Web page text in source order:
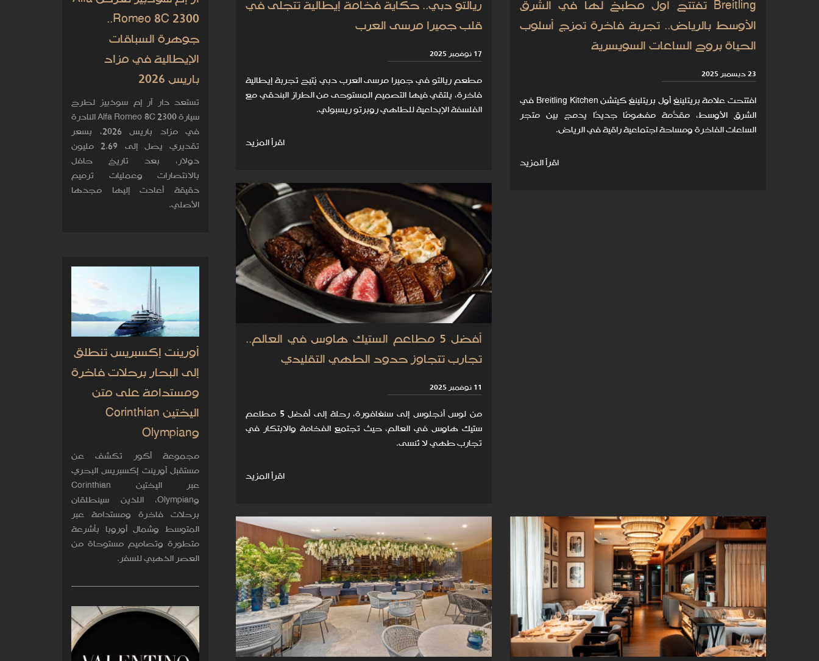
Breitling تفتتح أول مطبخ لها في الشرق
الأوسط بالرياض.. تجربة فاخرة تمزج أسلوب
الحياة بروح الساعات السويسرية
23 ديسمبر 2025
افتتحت علامة بريتلينغ أول بريتلينغ كيتشن Breitling Kitchen في
الشرق الأوسط، مقدّمةً مفهومًا جديدًا يدمج بين متجر
الساعات الفاخرة ومساحة اجتماعية راقية في الرياض.
اقرأ المزيد
ريالتو دبي.. حكاية فخامة إيطالية تتجلّى في
قلب جميرا مرسى العرب
17 نوفمبر 2025
مطعم ريالتو في جميرا مرسى العرب دبي يُتيح تجربة إيطالية
فاخرة، يلتقي فيها التصميم المستوحى من الطراز البندقي مع
الفلسفة الإبداعية للطاهي روبرتو ريسبولي.
اقرأ المزيد
أفضل 5 مطاعم الستيك هاوس في العالم..
تجارب تتجاوز حدود الطهي التقليدي
11 نوفمبر 2025
من لوس أنجلوس إلى سنغافورة، رحلة إلى أفضل 5 مطاعم
ستيك هاوس في العالم، حيث تجتمع الفخامة والابتكار في
تجارب طهي لا تُنسى.
اقرأ المزيد
Romeo 8C 2300..
جوهرة السباقات
الإيطالية في مزاد
باريس 2026
تستعد دار آر إم سوذبيز لطرح
سيارة Alfa Romeo 8C 2300 النادرة
في مزاد باريس 2026، بسعر
تقديري يصل إلى 2.69 مليون
دولار، بعد تاريخ حافل
بالانتصارات وعمليات ترميم
دقيقة أعادت إليها مجدها
الأصلي.
أورينت إكسبريس تنطلق
إلى البحار برحلات فاخرة
ومستدامة على متن
اليختين Corinthian
وOlympian
مجموعة أكور تكشف عن
مستقبل أورينت إكسبريس البحري
عبر اليختين Corinthian
وOlympian، اللذين سينطلقان
برحلات فاخرة ومستدامة عبر
المتوسط وشمال أوروبا بأشرعة
متطورة وتصاميم مستوحاة من
العصر الذهبي للسفر.